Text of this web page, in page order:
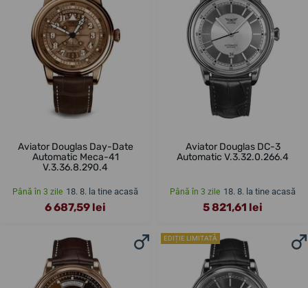
Aviator Douglas Day-Date
Automatic Meca-41
V.3.36.8.290.4
Până în 3 zile 18. 8. la tine acasă
6 687,59 lei
Aviator Douglas DC-3
Automatic V.3.32.0.266.4
Până în 3 zile 18. 8. la tine acasă
5 821,61 lei
EDIȚIE LIMITATĂ